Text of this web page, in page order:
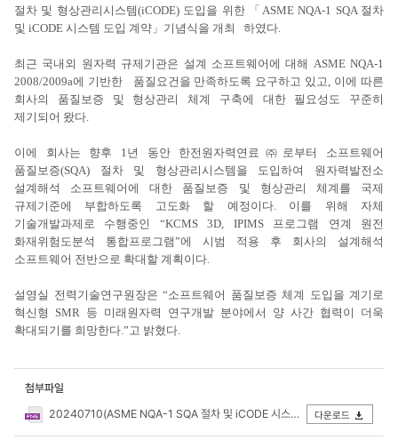
절차 및 형상관리시스템(iCODE) 도입을 위한 「ASME NQA-1 SQA 절차
및 iCODE 시스템 도입 계약」기념식을 개최 하였다.
최근 국내외 원자력 규제기관은 설계 소프트웨어에 대해 ASME NQA-1
2008/2009a에 기반한 품질요건을 만족하도록 요구하고 있고, 이에 따른
회사의 품질보증 및 형상관리 체계 구축에 대한 필요성도 꾸준히
제기되어 왔다.
이에 회사는 향후 1년 동안 한전원자력연료㈜로부터 소프트웨어
품질보증(SQA) 절차 및 형상관리시스템을 도입하여 원자력발전소
설계해석 소프트웨어에 대한 품질보증 및 형상관리 체계를 국제
규제기준에 부합하도록 고도화 할 예정이다. 이를 위해 자체
기술개발과제로 수행중인 “KCMS 3D, IPIMS 프로그램 연계 원전
화재위험도분석 통합프로그램”에 시범 적용 후 회사의 설계해석
소프트웨어 전반으로 확대할 계획이다.
설영실 전력기술연구원장은 “소프트웨어 품질보증 체계 도입을 계기로
혁신형 SMR 등 미래원자력 연구개발 분야에서 양 사간 협력이 더욱
확대되기를 희망한다.”고 밝혔다.
첨부파일
20240710(ASME NQA-1 SQA 절차 및 iCODE 시스템 도입 계약체결).png
다운로드